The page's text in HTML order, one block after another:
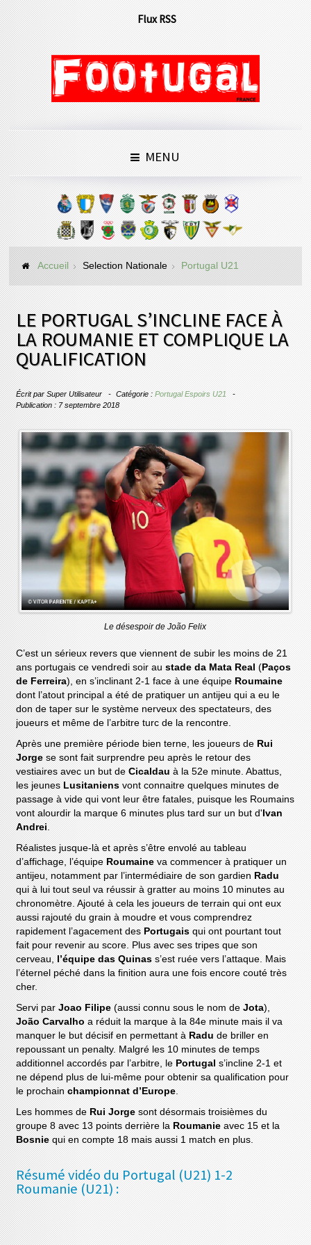
Flux RSS
MENU
Accueil Selection Nationale Portugal U21
LE PORTUGAL S’INCLINE FACE À
LA ROUMANIE ET COMPLIQUE LA
QUALIFICATION
Écrit parSuper Utilisateur Catégorie :Portugal Espoirs U21
Publication : 7 septembre 2018
Le désespoir de João Felix
C’est un sérieux revers que viennent de subir les moins de 21
ans portugais ce vendredi soir austade da Mata Real ( Paços
de Ferreira), en s’inclinant 2-1 face à une équipe Roumaine
dont l’atout principal a été de pratiquer un antijeu qui a eu le
don de taper sur le système nerveux des spectateurs, des
joueurs et même de l’arbitre turc de la rencontre.
Après une première période bien terne, les joueurs de Rui
Jorgese sont fait surprendre peu après le retour des
vestiaires avec un but deCicaldauà la 52e minute. Abattus,
les jeunes Lusitaniensvont connaitre quelques minutes de
passage à vide qui vont leur être fatales, puisque les Roumains
vont alourdir la marque 6 minutes plus tard sur un but d' Ivan
Andrei.
Réalistes jusque-là et après s’être envolé au tableau
d’affichage, l’équipe Roumaineva commencer à pratiquer un
antijeu, notamment par l’intermédiaire de son gardien Radu
qui à lui tout seul va réussir à gratter au moins 10 minutes au
chronomètre. Ajouté à cela les joueurs de terrain qui ont eux
aussi rajouté du grain à moudre et vous comprendrez
rapidement l’agacement des Portugaisqui ont pourtant tout
fait pour revenir au score. Plus avec ses tripes que son
cerveau,l’équipe das Quinas s’est ruée vers l’attaque. Mais
l’éternel péché dans la finition aura une fois encore couté très
cher.
Servi parJoao Filipe (aussi connu sous le nom deJota),
João Carvalho a réduit la marque à la 84e minute mais il va
manquer le but décisif en permettant à Radude briller en
repoussant un penalty. Malgré les 10 minutes de temps
additionnel accordés par l’arbitre, le Portugals’incline 2-1 et
ne dépend plus de lui-même pour obtenir sa qualification pour
le prochainchampionnat d’Europe.
Les hommes de Rui Jorge sont désormais troisièmes du
groupe 8 avec 13 points derrière la Roumanieavec 15 et la
Bosniequi en compte 18 mais aussi 1 match en plus.
Résumé vidéo du Portugal (U21) 1-2
Roumanie (U21) :